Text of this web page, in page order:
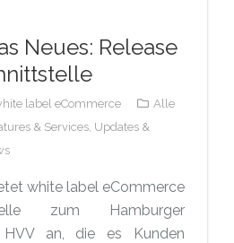
Neues: Release
label eCommerce
Alle
& Services, Updates &
white label eCommerce
zum Hamburger
HVV an, die es Kunden